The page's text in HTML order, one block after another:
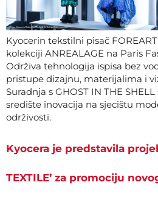
Kyocerin tekstilni pisač
kolekciji ANREALAGE na Paris
Održiva tehnologija ispisa bez
pristupe dizajnu, materijalima i
Suradnja s GHOST IN THE
središte inovacija na sjecištu
održivosti.
Kyocera je predstavila
TEXTILE’ za promociju